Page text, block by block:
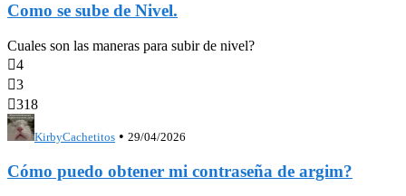
Como se sube de Nivel.
Cuales son las maneras para subir de nivel?
4
3
318
KirbyCachetitos • 29/04/2026
Cómo puedo obtener mi contraseña de argim?